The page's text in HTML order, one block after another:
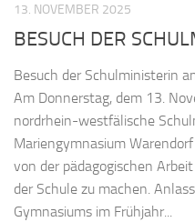
13. NOVEMBER 2025
BESUCH DER
Besuch der Schulministerin
Am Donnerstag, dem 13.
nordrhein-westfälische
Mariengymnasium
von der pädagogischen
der Schule zu machen.
Gymnasiums im Frühjahr...